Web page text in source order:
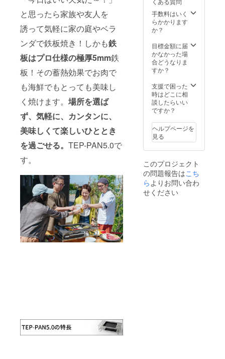
と思ったら家族や友人を
誘って気軽に家の庭やベラ
ンダで鉄板焼き！しかも鉄
板はプロ仕様の極厚5mm鉄
板！その蓄熱効果でお肉で
も海鮮でもとっても美味し
く焼けます。 場所を選ば
ず、気軽に、カンタンに、
美味しくて楽しいひととき
を過ごせる。 TEP-PAN5.0で
す。
となっ
た場合
は、す
ぐに製
産に取
り掛か
れるた
め、募
後のお
届け予
定が12
月より
ること
があり
ます。
その際
ロジェ
クト
ページ
内の
「活動
手数料はいく
らかかります
か？
目標金額に届
かなかった場
合どうなりま
すか？
支援で困った
時はどこに相
談したらいい
ですか？
ヘルプページを
見る
このプロジェクト
の問題報告はこち
らよりお問い合わ
せください